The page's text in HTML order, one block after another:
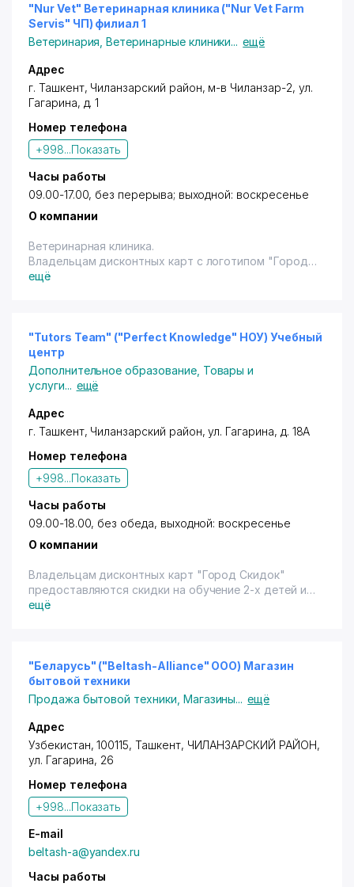
мощностью от 4КВА до 6300 КВА.
Производство высоковольтных ячеек всех типов с
вакуумными выключателями и с
микропроцессорной защитой.
"Nur Vet" Ветеринарная клиника ("Nur Vet Farm
Servis" ЧП) филиал 1
Ветеринария ,Ветеринарные клиники... ещё
Адрес
г. Ташкент, Чиланзарский район, м-в Чиланзар-2, ул.
Гагарина, д. 1
Номер телефона
+998...Показать
Часы работы
09.00-17.00, без перерыва; выходной: воскресенье
О компании
Ветеринарная клиника.
Владельцам дисконтных карт с логотипом "Город
скидок" предоставляются скидки 30% (нал.)
ещё
"Tutors Team" ("Perfect Knowledge" НОУ) Учебный
центр
Дополнительное образование, Товары и
услуги... ещё
Адрес
г. Ташкент, Чиланзарский район,ул. Гагарина, д. 18А
Номер телефона
+998...Показать
Часы работы
09.00-18.00, без обеда, выходной: воскресенье
О компании
Владельцам дисконтных карт "Город Скидок"
предоставляются скидки на обучение 2-х детей из
одной семьи 10% (терм., нал.)
ещё
"Беларусь" ("Beltash-Alliance" ООО) Магазин
бытовой техники
Продажа бытовой техники Магазины... ещё
Адрес
Узбекистан, 100115, Ташкент, ЧИЛАНЗАРСКИЙ РАЙОН,
ул. Гагарина, 26
Номер телефона
+998...Показать
E-mail
beltash-a@yandex.ru
Часы работы